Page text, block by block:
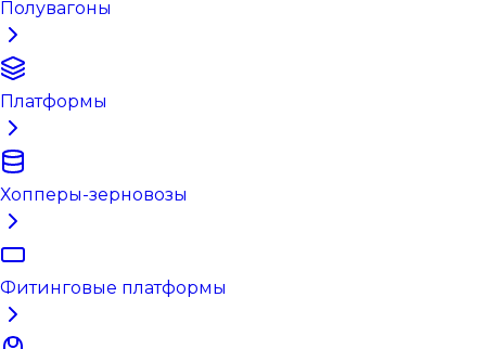
Полувагоны
Платформы
Хопперы-зерновозы
Фитинговые платформы